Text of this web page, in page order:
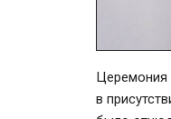
Церемония
в